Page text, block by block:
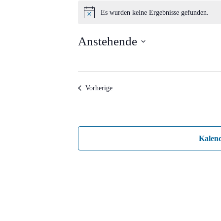
Veranstaltungen
Hinweis
Es wurden keine Ergebnisse gefunden.
Anstehende
VorherigeVeranstaltungen